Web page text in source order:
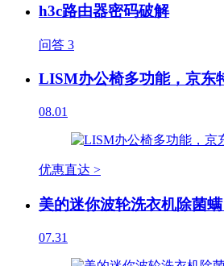
h3c路由器密码破解
问答 3
LISM办公椅多功能，京东
08.01
优惠直达 >
美的迷你波轮洗衣机除菌
07.31